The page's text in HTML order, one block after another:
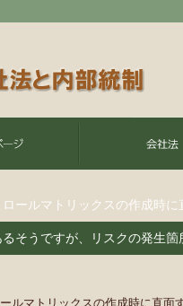
ロールマトリックスの作成時
そうですが、リスクの発生箇
ルマトリックスの作成時に直面